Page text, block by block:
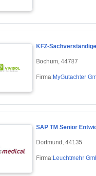
KFZ-
Bochum, 44787
Firma:MyGutachter
SAP TM Senior
Dortmund, 44135
Firma:Leuchtmehr